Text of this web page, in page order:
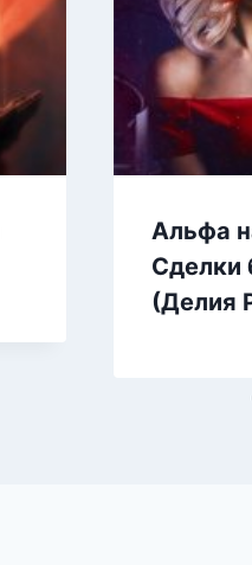
Альфа
Сделки
(Делия